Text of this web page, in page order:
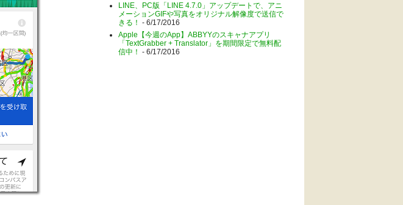
LINE、PC版「LINE 4.7.0」アップデートで、アニ
メーションGIFや写真をオリジナル解像度で送信で
きる！ - 6/17/2016
Apple【今週のApp】ABBYYのスキャナアプリ
「TextGrabber + Translator」を期間限定で無料配
信中！ - 6/17/2016